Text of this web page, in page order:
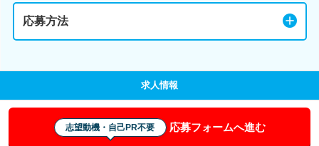
応募方法
求人情報
志望動機・自己PR不要 応募フォームへ進む